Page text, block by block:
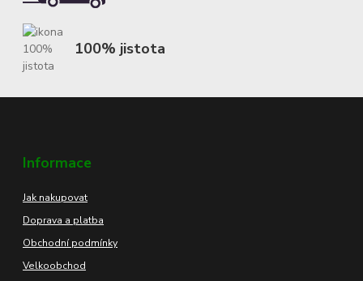
100% jistota
Informace
Jak nakupovat
Doprava a platba
Obchodní podmínky
Velkoobchod